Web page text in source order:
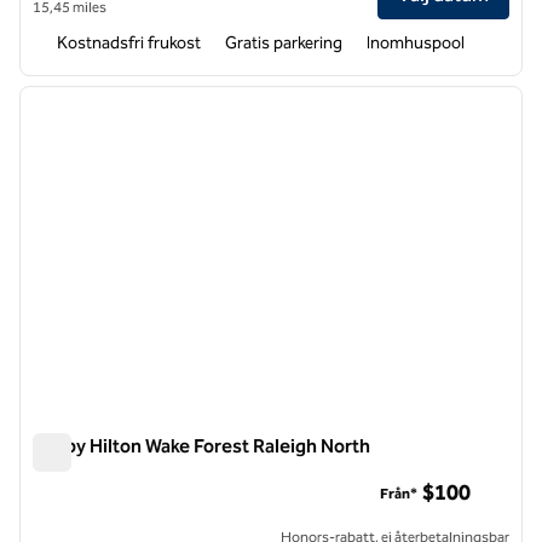
15,45 miles
Kostnadsfri frukost Gratis parkering Inomhuspool
1 av 12
nästa
Tru by Hilton Wake Forest Raleigh North
Från* $100
Honors-rabatt, ej återbetalningsbar